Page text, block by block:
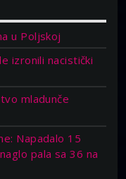
u Poljskoj
izronili nacistički
mladunče
Napadalo 15
pala sa 36 na